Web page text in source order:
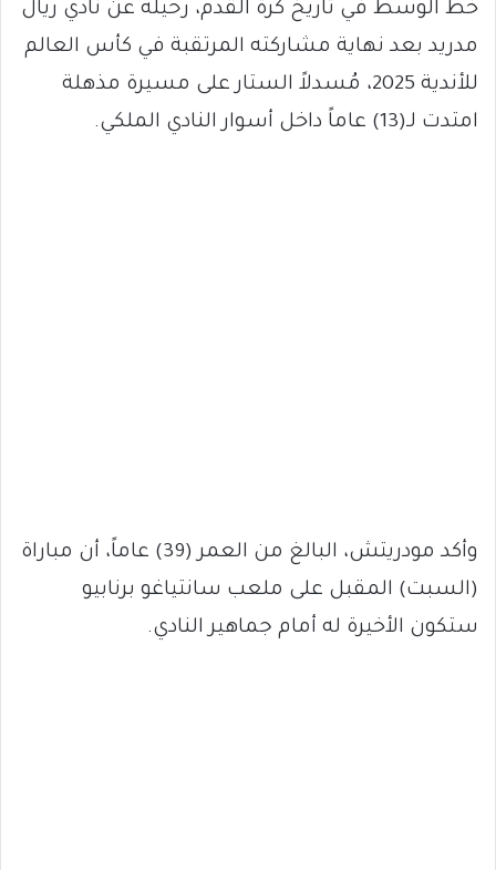
خط الوسط في تاريخ كرة القدم، رحيله عن نادي ريال
مدريد بعد نهاية مشاركته المرتقبة في كأس العالم
للأندية 2025، مُسدلاً الستار على مسيرة مذهلة
امتدت لـ(13) عاماً داخل أسوار النادي الملكي.
وأكد مودريتش، البالغ من العمر (39) عاماً، أن مباراة
(السبت) المقبل على ملعب سانتياغو برنابيو
ستكون الأخيرة له أمام جماهير النادي.